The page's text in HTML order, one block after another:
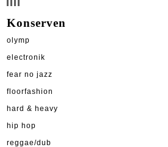
Konserven
olymp
electronik
fear no jazz
floorfashion
hard & heavy
hip hop
reggae/dub